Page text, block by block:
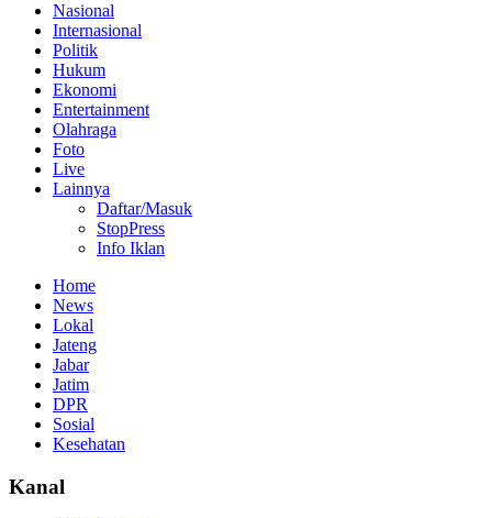
Nasional
Internasional
Politik
Hukum
Ekonomi
Entertainment
Olahraga
Foto
Live
Lainnya
Daftar/Masuk
StopPress
Info Iklan
Home
News
Lokal
Jateng
Jabar
Jatim
DPR
Sosial
Kesehatan
Kanal